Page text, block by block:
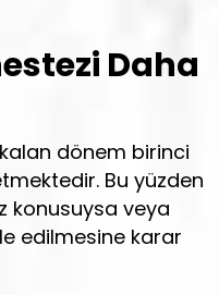
Daha
dönem birinci
Bu yüzden
konusuysa veya
edilmesine karar